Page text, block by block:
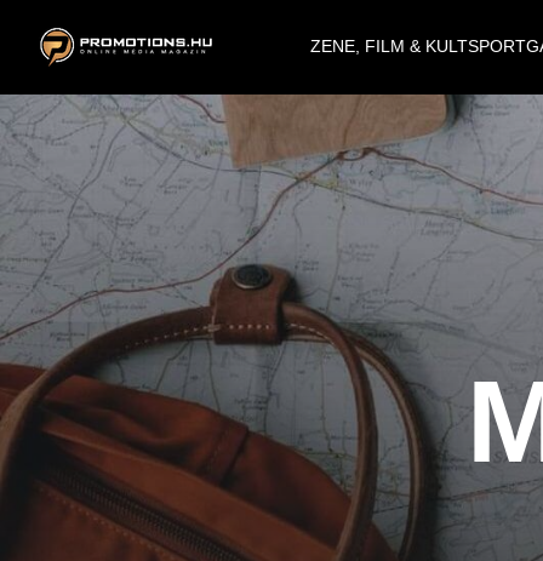
ZENE, FILM & KULTSPORT